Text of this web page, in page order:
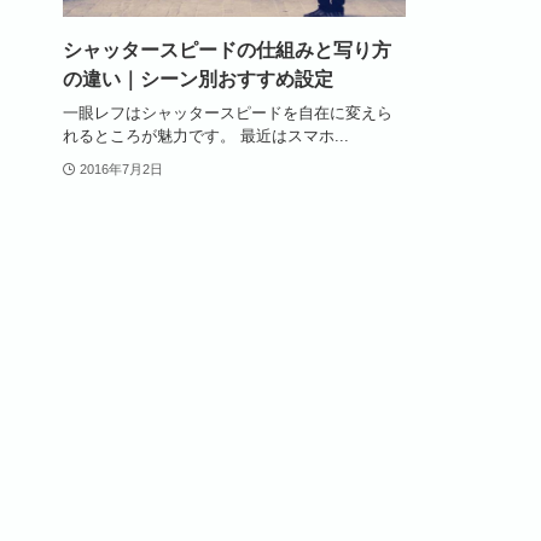
シャッタースピードの仕組みと写り方
の違い｜シーン別おすすめ設定
一眼レフはシャッタースピードを自在に変えら
れるところが魅力です。 最近はスマホ...
2016年7月2日